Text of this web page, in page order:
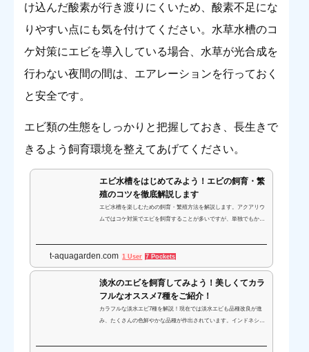
け込んだ酸素が行き渡りにくいため、酸素不足にな
りやすい点にも気を付けてください。水草水槽のコ
ケ対策にエビを導入している場合、水草が光合成を
行わない夜間の間は、エアレーションを行っておく
と安全です。
エビ類の生態をしっかりと把握しておき、長生きで
きるよう飼育環境を整えてあげてください。
エビ水槽をはじめてみよう！エビの飼育・繁
殖のコツを徹底解説します
エビ水槽を楽しむための飼育・繁殖方法を解説します。アクアリウ
ムではコケ対策でエビを飼育することが多いですが、単独でもかわ
t-aquagarden.com 1 User 7 Pockets
淡水のエビを飼育してみよう！美しくてカラ
フルなオススメ7種をご紹介！
カラフルな淡水エビ7種を解説！現在では淡水エビも品種改良が進
み、たくさんの色鮮やかな品種が作出されています。インドネシア